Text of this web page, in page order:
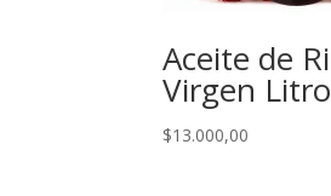
Aceite de
Virgen Litro
$13.000,00